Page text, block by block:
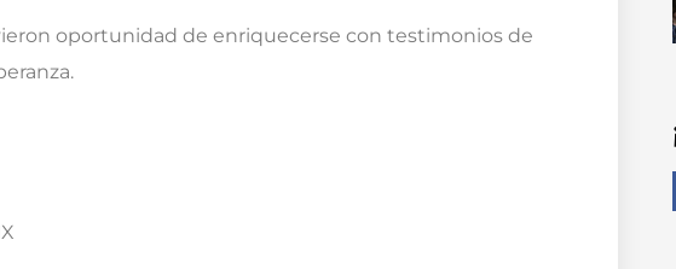
oportunidad de enriquecerse con testimonios de